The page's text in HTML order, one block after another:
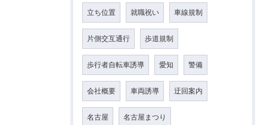
立ち位置 就職祝い 車線規制
片側交互通行 歩道規制
歩行者自転車誘導 愛知 警備
会社概要 車両誘導 迂回案内
名古屋 名古屋まつり